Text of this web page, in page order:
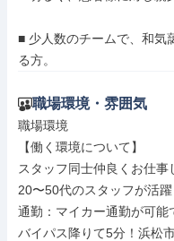
■ 少人数のチームで、和気
る方。
職場環境・雰囲気
職場環境
【働く環境について】
スタッフ同士仲良くお仕事
20〜50代のスタッフが活躍
通勤：マイカー通勤が可能
バイパス降りて5分！浜松